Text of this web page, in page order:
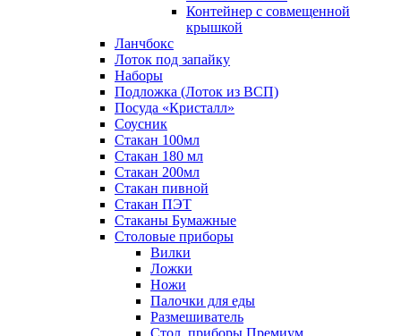
Контейнер с совмещенной
крышкой
Ланчбокс
Лоток под запайку
Наборы
Подложка (Лоток из ВСП)
Посуда «Кристалл»
Соусник
Стакан 100мл
Стакан 180 мл
Стакан 200мл
Стакан пивной
Стакан ПЭТ
Стаканы Бумажные
Столовые приборы
Вилки
Ложки
Ножи
Палочки для еды
Размешиватель
Стол. приборы Премиум